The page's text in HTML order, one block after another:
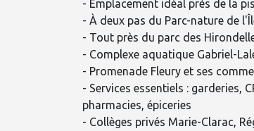
- Emplacement idéal près de la
- À deux pas du Parc-nature de
- Tout près du parc des
- Complexe aquatique Gabriel-
- Promenade Fleury et ses
- Services essentiels : garderies,
pharmacies, épiceries
- Collèges privés Marie-Clarac,